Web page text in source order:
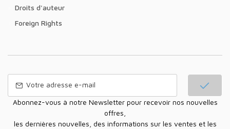
Droits d'auteur
Foreign Rights
Abonnez-vous à notre Newsletter pour recevoir nos nouvelles
offres,
les dernières nouvelles, des informations sur les ventes et les